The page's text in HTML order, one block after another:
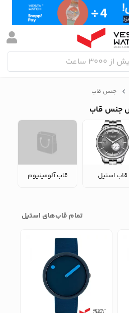
جنس قاب
جنس قاب
قاب استیل قاب آلومینیوم
تمام‌ قاب‌های استیل